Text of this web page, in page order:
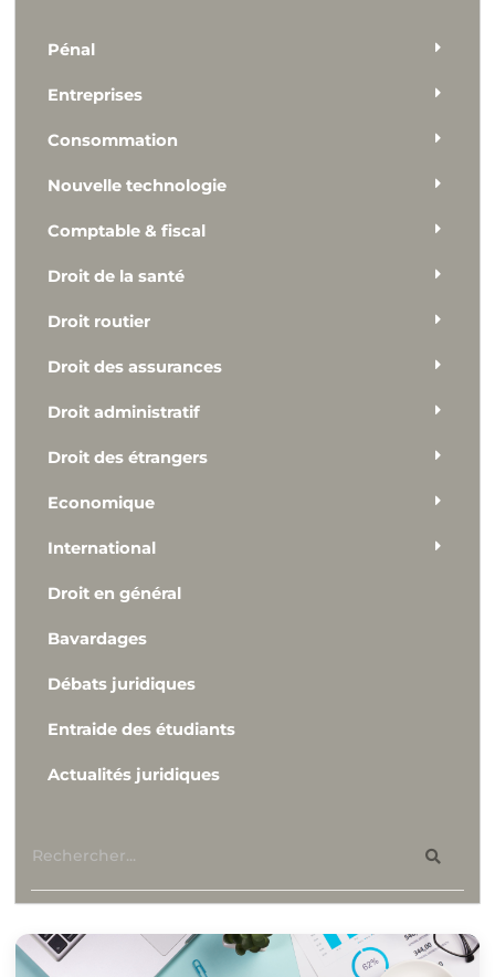
Pénal
Entreprises
Consommation
Nouvelle technologie
Comptable & fiscal
Droit de la santé
Droit routier
Droit des assurances
Droit administratif
Droit des étrangers
Economique
International
Droit en général
Bavardages
Débats juridiques
Entraide des étudiants
Actualités juridiques